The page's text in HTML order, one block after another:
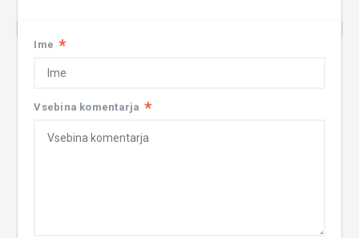
Ime *
Vsebina komentarja *